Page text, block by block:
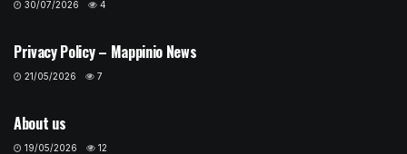
30/07/2026 4
Privacy Policy – Mappinio News
21/05/2026 7
About us
19/05/2026 12